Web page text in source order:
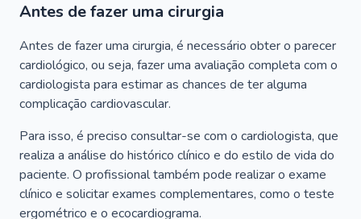
Antes de fazer uma cirurgia
Antes de fazer uma cirurgia, é necessário obter o parecer
cardiológico, ou seja, fazer uma avaliação completa com o
cardiologista para estimar as chances de ter alguma
complicação cardiovascular.
Para isso, é preciso consultar-se com o cardiologista, que
realiza a análise do histórico clínico e do estilo de vida do
paciente. O profissional também pode realizar o exame
clínico e solicitar exames complementares, como o teste
ergométrico e o ecocardiograma.